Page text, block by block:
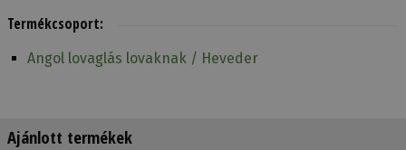
Termékcsoport:
Angol lovaglás lovaknak / Heveder
Ajánlott termékek